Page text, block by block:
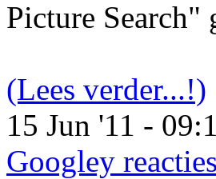
Picture Search"
(Lees verder...!)
15 Jun '11 -
Googley